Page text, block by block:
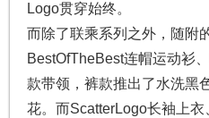
Logo贯穿始终。
而除了联乘系列之外，随附
BestOfTheBest连帽运动衫
款带领，裤款推出了水洗黑
花。而ScatterLogo长袖上